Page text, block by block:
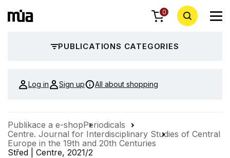
0
PUBLICATIONS CATEGORIES
Log in Sign up All about shopping
Publikace a e-shopPeriodicals
Centre. Journal for Interdisciplinary Studies of Central
Europe in the 19th and 20th Centuries
Střed | Centre, 2021/2